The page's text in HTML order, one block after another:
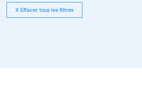
X Effacer tous les filtres